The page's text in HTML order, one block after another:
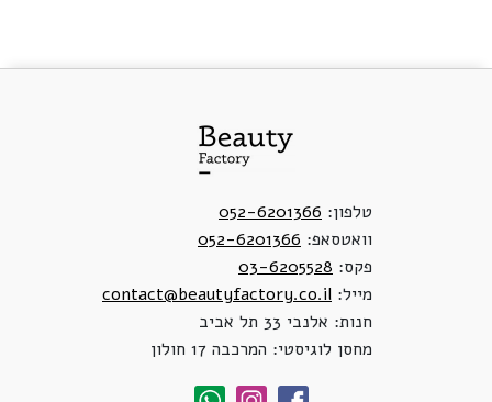
טלפון: 052-6201366
וואטסאפ: 052-6201366
פקס: 03-6205528
מייל: contact@beautyfactory.co.il
חנות: אלנבי 33 תל אביב
מחסן לוגיסטי: המרכבה 17 חולון